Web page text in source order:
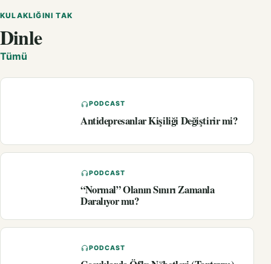
KULAKLIĞINI TAK
Dinle
Tümü
PODCAST
Antidepresanlar Kişiliği Değiştirir mi?
PODCAST
“Normal” Olanın Sınırı Zamanla
Daralıyor mu?
PODCAST